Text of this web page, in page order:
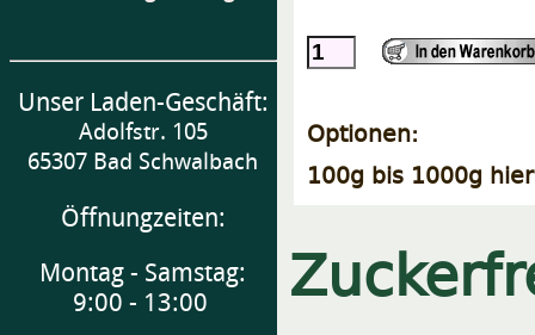
Unser Laden-Geschäft:
Adolfstr. 105
65307 Bad Schwalbach
Öffnungzeiten:
Montag - Samstag:
9:00 - 13:00
Optionen:
100g bis 1000g